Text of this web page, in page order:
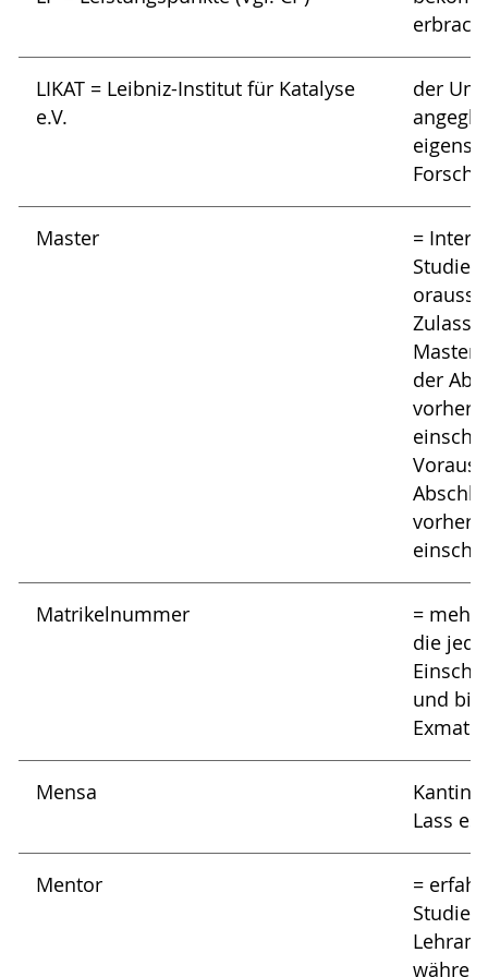
LIKAT = Leibniz-Institut für Katalyse
e.V.
der
Master
=
der
Matrikelnummer
=
die
und bis
Mensa
Lass
Mentor
=